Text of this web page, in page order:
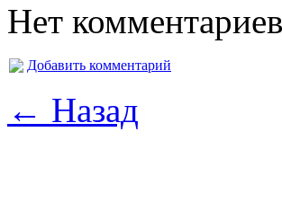
Нет
Добавить комментарий
← Назад